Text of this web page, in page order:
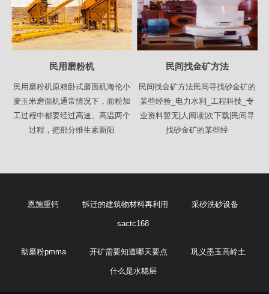
民用磨粉机
民用磨粉机原粮卧式磨面机海伦小
麦玉米磨面机通常情况下，面粉加
工过程中都要经过高速、高温两个
过程，把部分维生素新阳
民间找金矿方法
民间找金矿方法民间寻找砂金矿的
某些经验_电力水利_工程科技_专
业资料暂无|人阅读|次下载|民间寻
找砂金矿的某些经
恩施重钙 拆迁的建筑物材料再利用 采砂洗砂设备
sactc168
助磨粉pmma 开矿需要知道哪天要点 巩义墨玉高岭土
什么是水稳层